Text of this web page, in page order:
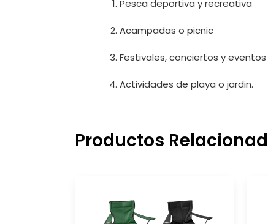
Pesca deportiva y recreativa
Acampadas o picnic
Festivales, conciertos y eventos
Actividades de playa o jardin.
Productos